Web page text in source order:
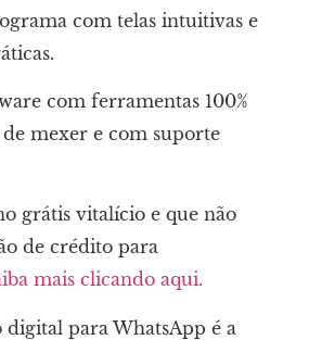
com telas intuitivas e
com ferramentas 100%
mexer e com suporte
grátis vitalício e que não
de crédito para
mais clicando aqui.
digital para WhatsApp é a